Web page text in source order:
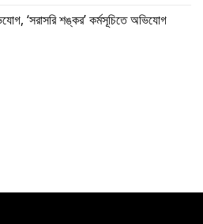
‘সরাসরি শঙ্কর’ কর্মসূচিতে অভিযোগ